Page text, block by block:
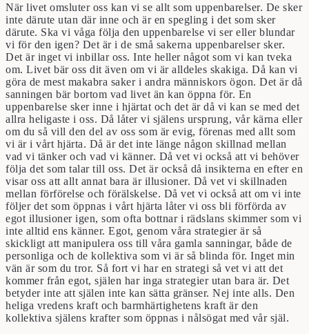
När livet omsluter oss kan vi se allt som uppenbarelser. De sker
inte därute utan där inne och är en spegling i det som sker
därute. Ska vi våga följa den uppenbarelse vi ser eller blundar
vi för den igen? Det är i de små sakerna uppenbarelser sker.
Det är inget vi inbillar oss. Inte heller något som vi kan tveka
om. Livet bär oss dit även om vi är alldeles skakiga. Då kan vi
göra de mest makabra saker i andra människors ögon. Det är då
sanningen bär bortom vad livet än kan öppna för. En
uppenbarelse sker inne i hjärtat och det är då vi kan se med det
allra heligaste i oss. Då låter vi själens ursprung, vår kärna eller
om du så vill den del av oss som är evig, förenas med allt som
vi är i vårt hjärta. Då är det inte länge någon skillnad mellan
vad vi tänker och vad vi känner. Då vet vi också att vi behöver
följa det som talar till oss. Det är också då insikterna en efter en
visar oss att allt annat bara är illusioner. Då vet vi skillnaden
mellan förförelse och förälskelse. Då vet vi också att om vi inte
följer det som öppnas i vårt hjärta låter vi oss bli förförda av
egot illusioner igen, som ofta bottnar i rädslans skimmer som vi
inte alltid ens känner. Egot, genom våra strategier är så
skickligt att manipulera oss till våra gamla sanningar, både de
personliga och de kollektiva som vi är så blinda för. Inget min
vän är som du tror. Så fort vi har en strategi så vet vi att det
kommer från egot, själen har inga strategier utan bara är. Det
betyder inte att själen inte kan sätta gränser. Nej inte alls. Den
heliga vredens kraft och barmhärtighetens kraft är den
kollektiva själens krafter som öppnas i nålsögat med vår själ.